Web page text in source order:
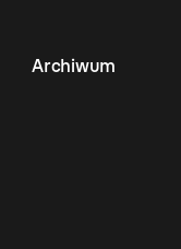
Archiwum